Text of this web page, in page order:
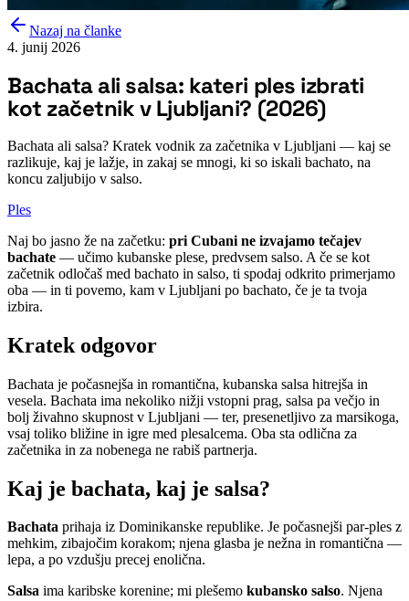
Nazaj na članke
4. junij 2026
Bachata ali salsa: kateri ples izbrati
kot začetnik v Ljubljani? (2026)
Bachata ali salsa? Kratek vodnik za začetnika v Ljubljani — kaj se
razlikuje, kaj je lažje, in zakaj se mnogi, ki so iskali bachato, na
koncu zaljubijo v salso.
Ples
Naj bo jasno že na začetku: pri Cubani ne izvajamo tečajev
bachate — učimo kubanske plese, predvsem salso. A če se kot
začetnik odločaš med bachato in salso, ti spodaj odkrito primerjamo
oba — in ti povemo, kam v Ljubljani po bachato, če je ta tvoja
izbira.
Kratek odgovor
Bachata je počasnejša in romantična, kubanska salsa hitrejša in
vesela. Bachata ima nekoliko nižji vstopni prag, salsa pa večjo in
bolj živahno skupnost v Ljubljani — ter, presenetljivo za marsikoga,
vsaj toliko bližine in igre med plesalcema. Oba sta odlična za
začetnika in za nobenega ne rabiš partnerja.
Kaj je bachata, kaj je salsa?
Bachata prihaja iz Dominikanske republike. Je počasnejši par-ples z
mehkim, zibajočim korakom; njena glasba je nežna in romantična —
lepa, a po vzdušju precej enolična.
Salsa ima karibske korenine; mi plešemo kubansko salso. Njena